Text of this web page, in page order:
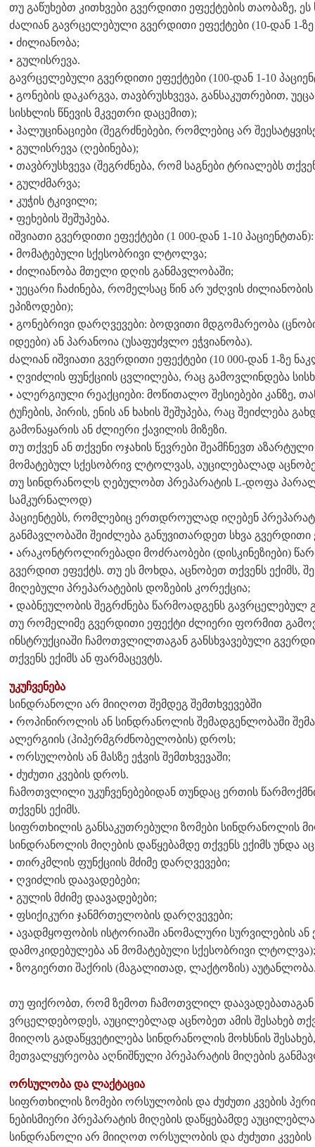
თუ გაწუხებთ კითხვები გვერდითი ეფექტების თაობაზე,
ძალიან გავრცელებული გვერდითი ეფექტები (10-დან 1-ზე
• ძილიანობა;
• გულისრევა.
გავრცელებული გვერდითი ეფექტები (100-დან 1-10
• გონების დაკარგვა, თავბრუსხვევა, განსაკუთრებით,
სისხლის წნევის მკვეთრი დაცემით);
• ჰალუცინაციები (შეგრძნებები, რომლებიც არ
• გულისრევა (ღებინება);
• თავბრუსხვევა (შეგრძნება, რომ საგნები ტრიალებს
• გულძმარვა;
• კუჭის ტკივილი;
• ფეხების შეშუპება.
იშვიათი გვერდითი ეფექტები (1 000-დან 1-10 პაციენტთან):
• მომატებული სქესობრივი ლტოლვა;
• ძილიანობა მთელი დღის განმავლობაში;
• უეცარი ჩაძინება, რომელსაც წინ არ უძღვის
ეპიზოდები);
• გონებრივი დარღვევები: ბოდვითი მდგომარეობა
იდეები) ან პარანოია (უსაფუძვლო ეჭვიანობა).
ძალიან იშვიათი გვერდითი ეფექტები (10 000-დან 1-ზე
• ღვიძლის ფუნქციის ცვლილება, რაც გამოვლინდება
• ალერგიული რეაქციები: მოწითალო შესიებები კანზე,
ტუჩების, პირის, ენის ან ხახის შეშუპება, რაც შეიძლება
გამონაყარის ან ძლიერი ქავილის მიზეზი.
თუ თქვენ ან თქვენი ოჯახის წევრები შეამჩნევთ
მომატებულ სქესობრივ ლტოლვას, აუცილებალად აცნობეთ
თუ სინდრანოლს ღებულობთ პრეპარატის L-დოფა
სამკურნალოდ)
პაციენტებს, რომლებიც ერთდროულად იღებენ
განმავლობაში შეიძლება განუვითარდეთ სხვა გვერდითი
• არაკონტროლირებადი მოძრაობები (დისკინეზიები)
გვერდით ეფექტს. თუ ეს მოხდა, აცნობეთ თქვენს ექიმს,
მიღებული პრეპარატების დოზების კორექცია;
• დაბნეულობის შეგრძნება წარმოადგენს გავრცელებულ
თუ რომელიმე გვერდითი ეფექტი ძლიერი ფორმით
ინსტრუქციაში ჩამოთვლილთაგან განსხვავებული
თქვენს ექიმს ან ფარმაცევტს.
უკუჩვენება
სინდრანოლი არ მიიღოთ შემდეგ შემთხვევებში
• როპინიროლის ან სინდრანოლის შემადგენლობაში
ალერგიის (ჰიპერმგრძნობელობის) დროს;
• ორსულობის ან მასზე ეჭვის შემთხვევაში;
• ძუძუთი კვების დროს.
ჩამოთვლილი უკუჩვენებებიდან თუნდაც ერთის
თქვენს ექიმს.
სიფრთხილის განსაკუთრებული ზომები სინდრანოლის
სინდრანოლის მიღების დაწყებამდე თქვენს ექიმს უნდა
• თირკმლის ფუნქციის მძიმე დარღვევები;
• ღვიძლის დაავადებები;
• გულის მძიმე დაავადებები;
• ფსიქიკური ჯანმრთელობის დარღვევები;
• ავადმყოფობის ისტორიაში ანომალური სურვილების ან
დამოკიდებულება ან მომატებული სქესობრივი ლტოლვა);
• ზოგიერთი შაქრის (მაგალითად, ლაქტოზის)
თუ ფიქრობთ, რომ ზემოთ ჩამოთვლილ დაავადებათაგან
ვრცელდებოდეს, აუცილებლად აცნობეთ ამის შესახებ
მიიღოს გადაწყვეტილება სინდრანოლის მოხსნის
მეთვალყურეობა აღნიშნული პრეპარატის მიღების
ორსულობა და ლაქტაცია
სიფრთხილის ზომები ორსულობის და ძუძუთი კვების
ნებისმიერი პრეპარატის მიღების დაწყებამდე
სინდრანოლი არ მიიღოთ ორსულობის და ძუძუთი კვების